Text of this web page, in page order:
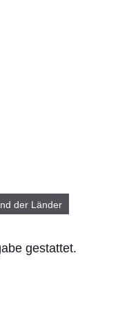
der Länder
gestattet.